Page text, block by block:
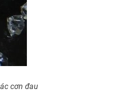
cơn đau